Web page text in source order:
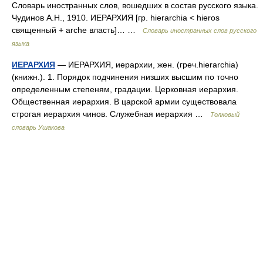
Словарь иностранных слов, вошедших в состав русского языка.
Чудинов А.Н., 1910. ИЕРАРХИЯ [гр. hierarchia < hieros
священный + arche власть]… …
Словарь иностранных слов русского
языка
ИЕРАРХИЯ — ИЕРАРХИЯ, иерархии, жен. (греч.hierarchia)
(книжн.). 1. Порядок подчинения низших высшим по точно
определенным степеням, градации. Церковная иерархия.
Общественная иерархия. В царской армии существовала
строгая иерархия чинов. Служебная иерархия …
Толковый
словарь Ушакова